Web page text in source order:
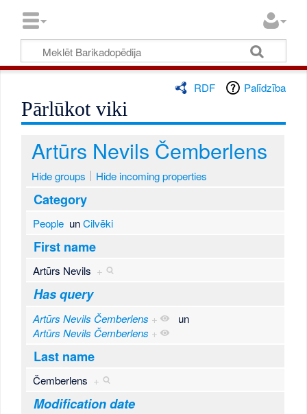
RDF Palīdzība
Pārlūkot viki
Artūrs Nevils Čemberlens
Hide groups Hide incoming properties
Category
PeopleunCilvēki
First name
Artūrs Nevils +
Has query
Artūrs Nevils Čemberlens +
un
Artūrs Nevils Čemberlens +
Last name
Čemberlens +
Modification date